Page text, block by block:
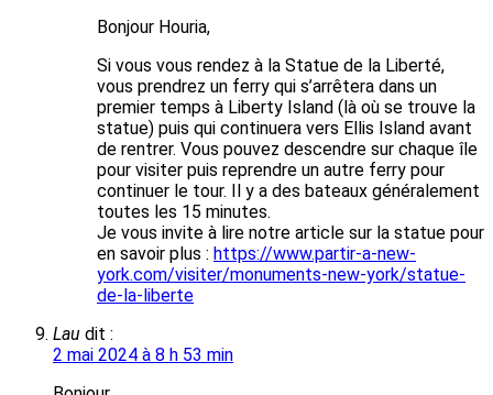
Bonjour Houria,
Si vous vous rendez à la Statue de la Liberté,
vous prendrez un ferry qui s’arrêtera dans un
premier temps à Liberty Island (là où se trouve la
statue) puis qui continuera vers Ellis Island avant
de rentrer. Vous pouvez descendre sur chaque île
pour visiter puis reprendre un autre ferry pour
continuer le tour. Il y a des bateaux généralement
toutes les 15 minutes.
Je vous invite à lire notre article sur la statue pour
en savoir plus : https://www.partir-a-new-
york.com/visiter/monuments-new-york/statue-
de-la-liberte
Lau dit :
2 mai 2024 à 8 h 53 min